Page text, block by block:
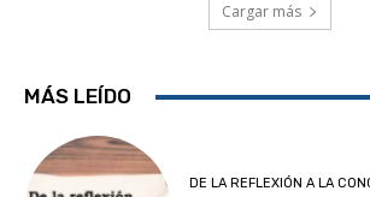
Cargar más
MÁS LEÍDO
DE LA REFLEXIÓN A LA